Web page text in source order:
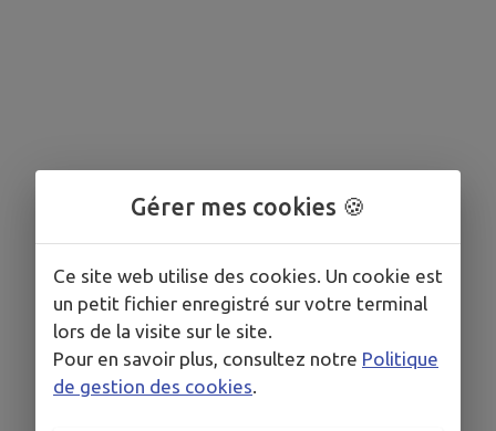
Gérer mes cookies 🍪
Ce site web utilise des cookies. Un cookie est
un petit fichier enregistré sur votre terminal
lors de la visite sur le site.
Pour en savoir plus, consultez notre Politique
de gestion des cookies